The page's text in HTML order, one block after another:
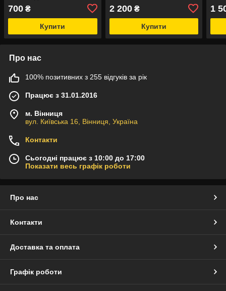
700 ₴
Купити
2 200₴
Купити
1
Про нас
100% позитивних з 255 відгуків за рік
Працює з 31.01.2016
м. Вінниця
вул. Київська 16, Вінниця, Україна
Контакти
Сьогодні працює з 10:00 до 17:00
Показати весь графік роботи
Про нас
Контакти
Доставка та оплата
Графік роботи